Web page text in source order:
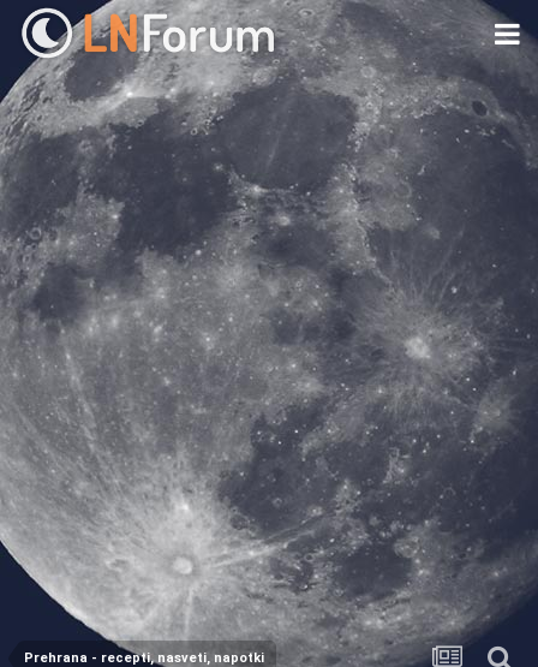
Prehrana - recepti, nasveti, napotki